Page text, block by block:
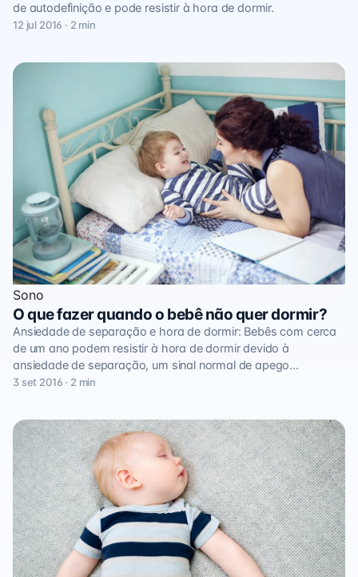
de autodefinição e pode resistir à hora de dormir.
12 jul 2016 · 2 min
Sono
O que fazer quando o bebê não quer dormir?
Ansiedade de separação e hora de dormir: Bebês com cerca
de um ano podem resistir à hora de dormir devido à
ansiedade de separação, um sinal normal de apego…
3 set 2016 · 2 min